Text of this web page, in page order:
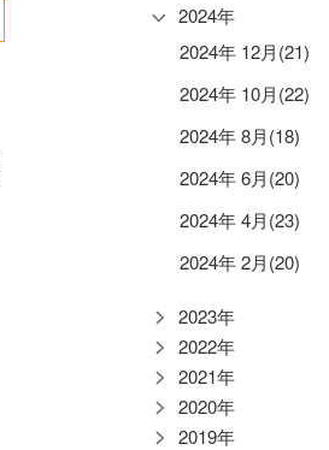
2024年
2024年 12月(21)
2024年 10月(22)
2024年 8月(18)
2024年 6月(20)
2024年 4月(23)
2024年 2月(20)
2023年
2022年
2021年
2020年
2019年